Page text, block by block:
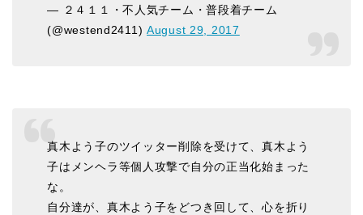
— ２４１１・不人気チーム・普段着チーム
(@westend2411) August 29, 2017
真木よう子のツイッター削除を受けて、真木よう
子はメンヘラ等個人攻撃で自分の正当化始まった
な。
自分達が、真木よう子をどつき回して、心を折り